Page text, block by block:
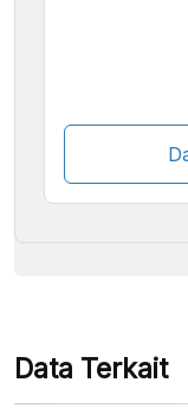
Kami
Beberapa
Data Terkait